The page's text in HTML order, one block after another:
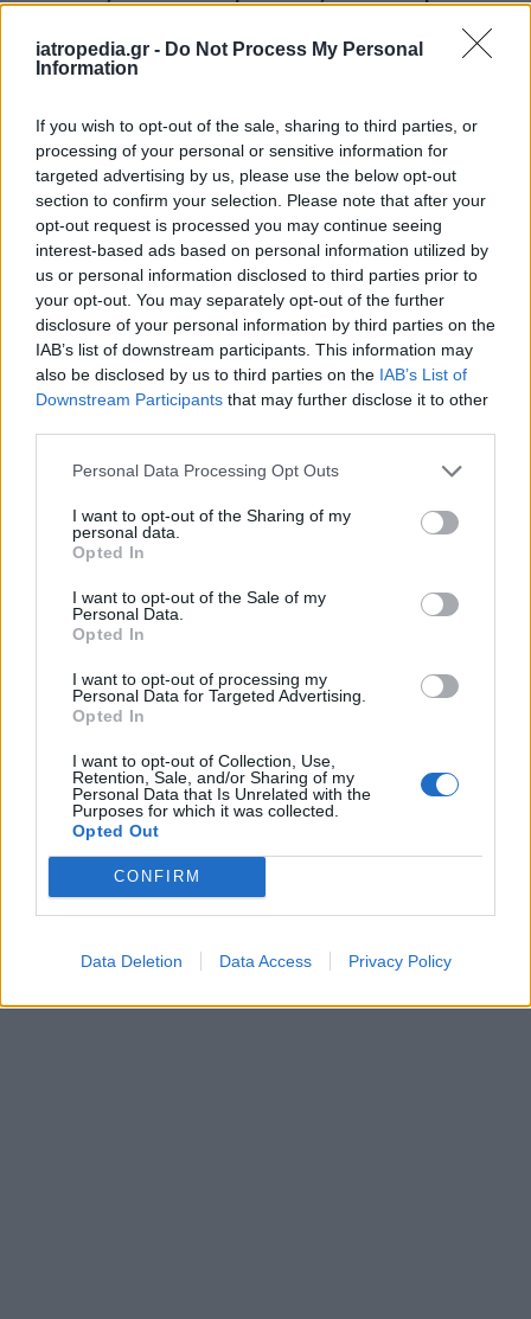
iatropedia.gr - Do Not Process My Personal
Information
If you wish to opt-out of the sale, sharing to third parties, or
processing of your personal or sensitive information for
targeted advertising by us, please use the below opt-out
section to confirm your selection. Please note that after your
opt-out request is processed you may continue seeing
interest-based ads based on personal information utilized by
us or personal information disclosed to third parties prior to
your opt-out. You may separately opt-out of the further
disclosure of your personal information by third parties on the
IAB’s list of downstream participants. This information may
also be disclosed by us to third parties on the IAB’s List of
Downstream Participants that may further disclose it to other
Personal Data Processing Opt Outs
I want to opt-out of the Sharing of my
personal data.
Opted In
I want to opt-out of the Sale of my
Personal Data.
Opted In
I want to opt-out of processing my
Personal Data for Targeted Advertising.
Opted In
I want to opt-out of Collection, Use,
Retention, Sale, and/or Sharing of my
Personal Data that Is Unrelated with the
Purposes for which it was collected.
Opted Out
CONFIRM
Data Deletion Data Access Privacy Policy
για διαβήτη και παχυσαρκία
ΕΙΔΗΣΕΙΣ 07 Αυγούστου 2026 19:33
ΙΣΑ: «Καμπανάκι» για τον ιό του Δυτικού Νείλου στην
Αττική – Τι ζητά από τις Αρχές
ΔΙΑΤΡΟΦΗ 07 Αυγούστου 2026 19:06
Κεχρί: Πώς μια ενισχυμένη ποικιλία μπορεί να
«γεμίσει» σίδηρο τα παιδιά, χωρίς παρενέργειες